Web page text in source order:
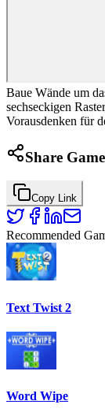
Baue Wände um
sechseckigen
Vorausdenken für
Share Game
Copy Link
Recommended
Text Twist 2
Word Wipe